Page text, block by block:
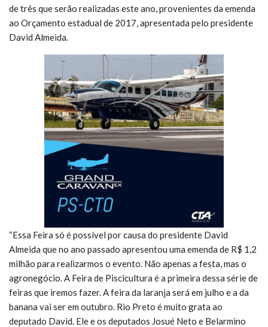
de três que serão realizadas este ano, provenientes da emenda
ao Orçamento estadual de 2017, apresentada pelo presidente
David Almeida.
“Essa Feira só é possível por causa do presidente David
Almeida que no ano passado apresentou uma emenda de R$ 1,2
milhão para realizarmos o evento. Não apenas a festa, mas o
agronegócio. A Feira de Piscicultura é a primeira dessa série de
feiras que iremos fazer. A feira da laranja será em julho e a da
banana vai ser em outubro. Rio Preto é muito grata ao
deputado David. Ele e os deputados Josué Neto e Belarmino